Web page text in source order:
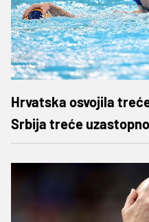
Hrvatska osvojila
Srbija treće